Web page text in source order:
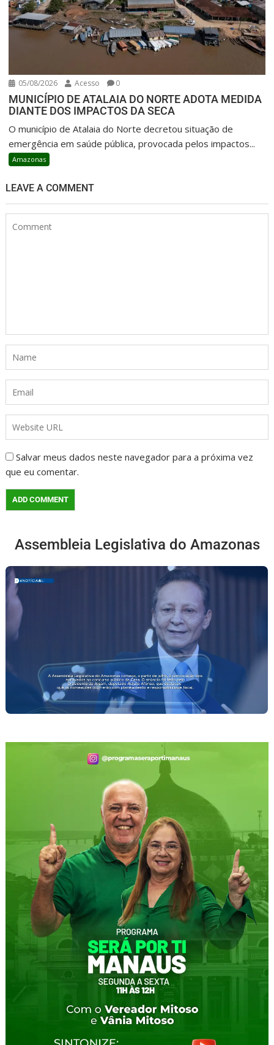
05/08/2026 Acesso 0
MUNICÍPIO DE ATALAIA DO NORTE ADOTA MEDIDA
DIANTE DOS IMPACTOS DA SECA
O município de Atalaia do Norte decretou situação de
emergência em saúde pública, provocada pelos impactos...
Amazonas
LEAVE A COMMENT
Salvar meus dados neste navegador para a próxima vez
que eu comentar.
Assembleia Legislativa do Amazonas